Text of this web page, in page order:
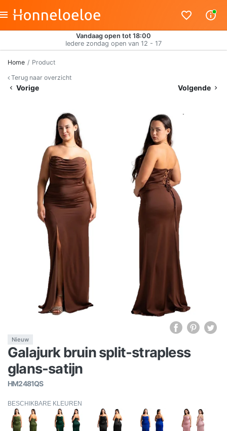
Vandaag open tot 18:00
Iedere zondag open van 12 - 17
Home
Product
Terug naar overzicht
Vorige Volgende
Nieuw
Galajurk bruin split-strapless
glans-satijn
HM2481QS
BESCHIKBARE KLEUREN